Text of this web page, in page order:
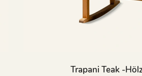
Trapani Teak -